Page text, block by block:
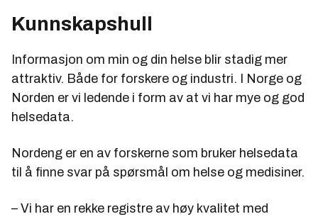
Kunnskapshull
Informasjon om min og din helse blir stadig mer
attraktiv. Både for forskere og industri. I Norge og
Norden er vi ledende i form av at vi har mye og god
helsedata.
Nordeng er en av forskerne som bruker helsedata
til å finne svar på spørsmål om helse og medisiner.
– Vi har en rekke registre av høy kvalitet med